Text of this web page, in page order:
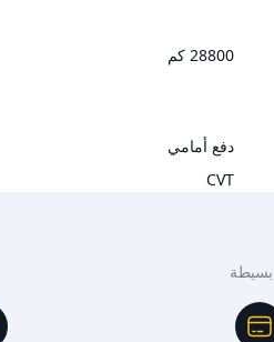
28800 كم
دفع أمامي
CVT